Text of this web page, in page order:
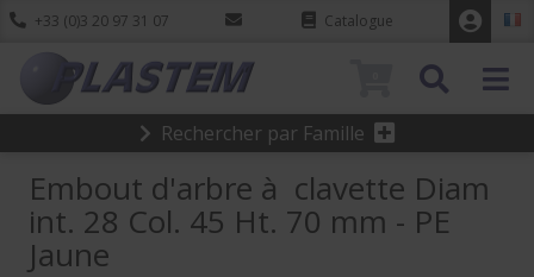
+33 (0)3 20 97 31 07 Catalogue
Rechercher par Famille
Embout d'arbre à clavette Diam
int. 28 Col. 45 Ht. 70 mm - PE
Jaune